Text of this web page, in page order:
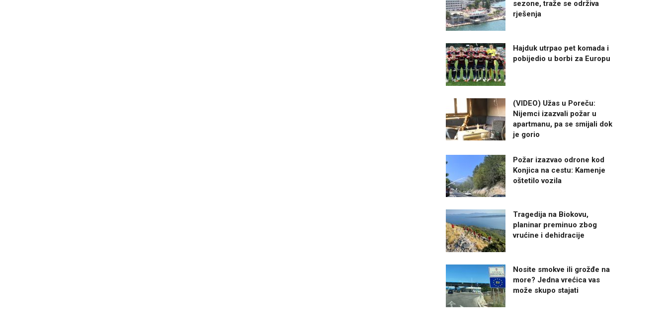
sezone, traže se održiva
rješenja
Hajduk utrpao pet komada i
pobijedio u borbi za Europu
(VIDEO) Užas u Poreču:
Nijemci izazvali požar u
apartmanu, pa se smijali dok
je gorio
Požar izazvao odrone kod
Konjica na cestu: Kamenje
oštetilo vozila
Tragedija na Biokovu,
planinar preminuo zbog
vrućine i dehidracije
Nosite smokve ili grožđe na
more? Jedna vrećica vas
može skupo stajati